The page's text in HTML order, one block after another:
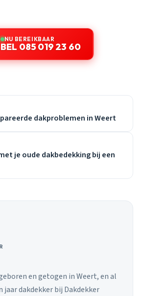
NU BEREIKBAAR
BEL 085 019 23 60
dakproblemen in Weert
je oude dakbedekking bij een
en getogen in Weert, en al
jaar dakdekker bij Dakdekker